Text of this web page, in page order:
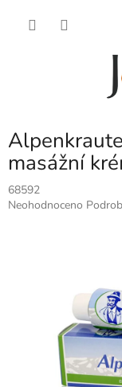
masážní
68592
Průměrné
Neohodnoceno